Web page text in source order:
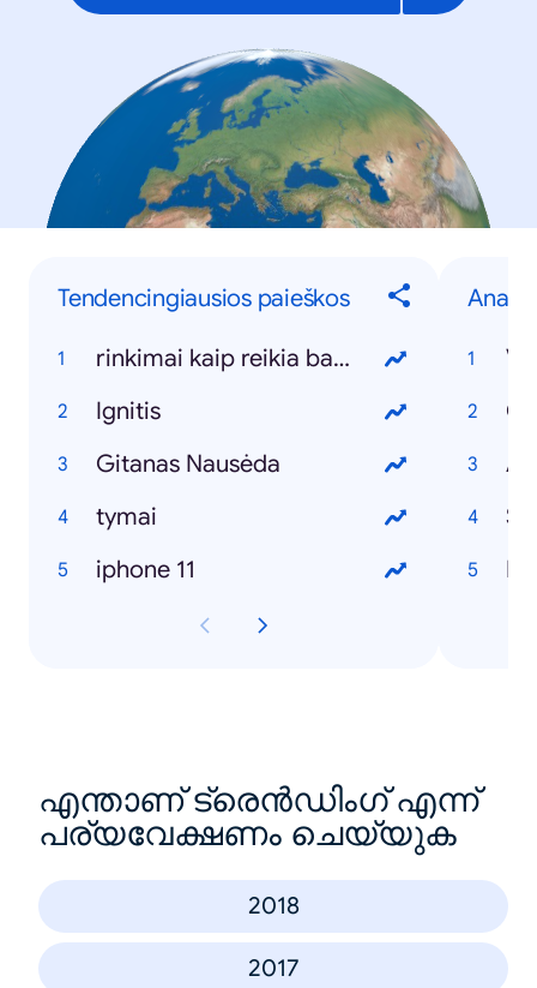
Tendencingiausios paieškos
rinkimai kaip reikia balsuoti
Ignitis
Gitanas Nausėda
tymai
iphone 11
എന്താണ് ട്രെൻഡിംഗ് എന്ന്
പര്യവേക്ഷണം ചെയ്യുക
2018
2017